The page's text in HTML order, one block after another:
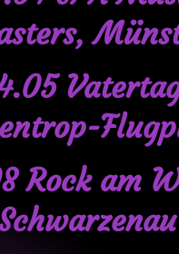
Rock am